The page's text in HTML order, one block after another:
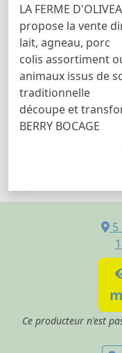
LA FERME
propose la vente
lait, agneau, porc
colis assortiment
animaux issus de
traditionnelle
découpe et
BERRY BOCAGE
5
Ce producteur n'est